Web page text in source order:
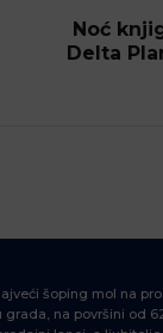
Noć
Delta
šoping mol na
na površini od